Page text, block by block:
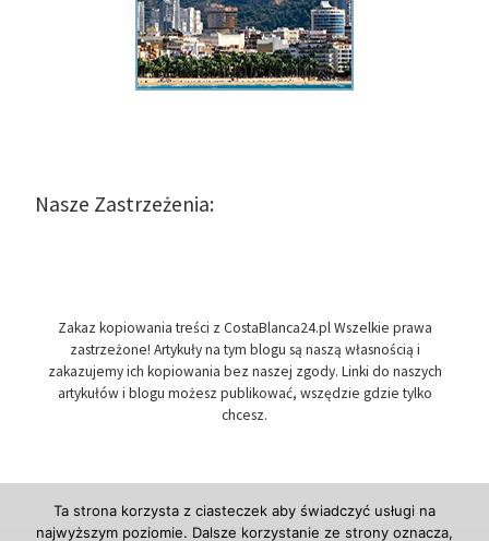
Nasze Zastrzeżenia:
Zakaz kopiowania treści z CostaBlanca24.pl Wszelkie prawa
zastrzeżone! Artykuły na tym blogu są naszą własnością i
zakazujemy ich kopiowania bez naszej zgody. Linki do naszych
artykułów i blogu możesz publikować, wszędzie gdzie tylko
chcesz.
Ta strona korzysta z ciasteczek aby świadczyć usługi na
najwyższym poziomie. Dalsze korzystanie ze strony oznacza,